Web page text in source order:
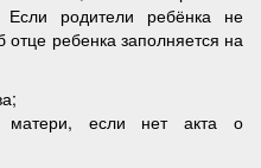
Если родители ребёнка не
отце ребенка заполняется на
матери, если нет акта о